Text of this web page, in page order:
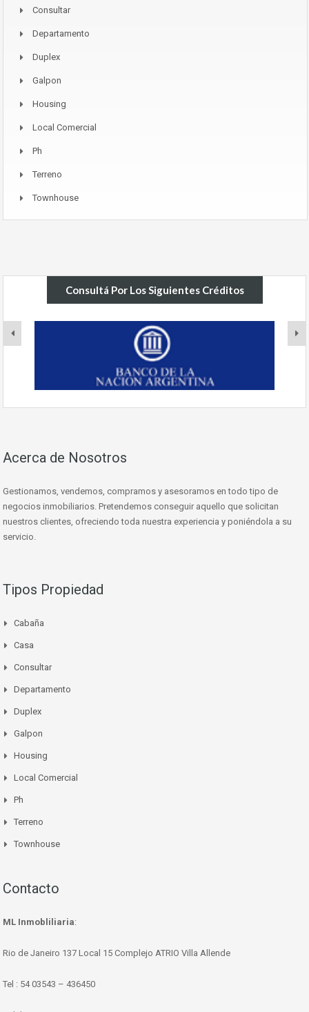
Consultar
Departamento
Duplex
Galpon
Housing
Local Comercial
Ph
Terreno
Townhouse
Consultá Por Los Siguientes Créditos
Acerca de Nosotros
Gestionamos, vendemos, compramos y asesoramos en todo tipo de
negocios inmobiliarios. Pretendemos conseguir aquello que solicitan
nuestros clientes, ofreciendo toda nuestra experiencia y poniéndola a su
servicio.
Tipos Propiedad
Cabaña
Casa
Consultar
Departamento
Duplex
Galpon
Housing
Local Comercial
Ph
Terreno
Townhouse
Contacto
ML Inmobliliaria:
Rio de Janeiro 137 Local 15 Complejo ATRIO Villa Allende
Tel : 54 03543 – 436450